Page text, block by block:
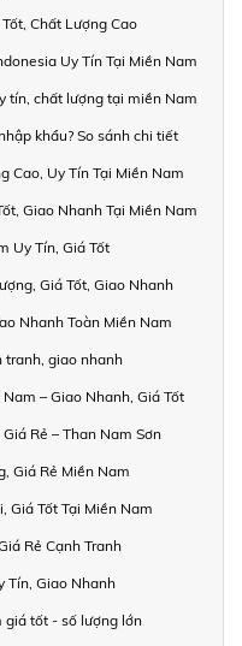
Chất Lượng Cao
Uy Tín Tại Miền Nam
tín, chất lượng tại miền Nam
khẩu? So sánh chi tiết
Cao, Uy Tín Tại Miền Nam
Giao Nhanh Tại Miền Nam
Uy Tín, Giá Tốt
Giá Tốt, Giao Nhanh
Nhanh Toàn Miền Nam
tranh, giao nhanh
– Giao Nhanh, Giá Tốt
Rẻ – Than Nam Sơn
Giá Rẻ Miền Nam
Giá Tốt Tại Miền Nam
Rẻ Cạnh Tranh
Tín, Giao Nhanh
giá tốt - số lượng lớn